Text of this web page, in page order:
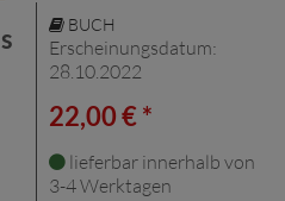
BUCH
Erscheinungsdatum:
28.10.2022
22,00 € *
lieferbar innerhalb von
3-4 Werktagen